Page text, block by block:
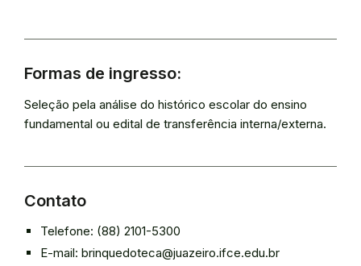
Formas de ingresso:
Seleção pela análise do histórico escolar do ensino
fundamental ou edital de transferência interna/externa.
Contato
Telefone: (88) 2101-5300
E-mail: brinquedoteca@juazeiro.ifce.edu.br